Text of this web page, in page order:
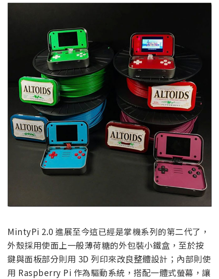
MintyPi 2.0 進展至今這已經是掌機系列的第二代了，
外殼採用使面上一般薄荷糖的外包裝小鐵盒，至於按
鍵與面板部分則用 3D 列印來改良整體設計；內部則使
用 Raspberry Pi 作為驅動系統，搭配一體式螢幕，讓